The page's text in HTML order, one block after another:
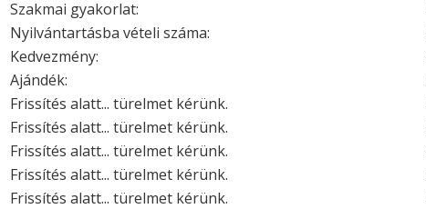
Szakmai gyakorlat:
Nyilvántartásba vételi száma:
Kedvezmény:
Ajándék:
Frissítés alatt... türelmet kérünk.
Frissítés alatt... türelmet kérünk.
Frissítés alatt... türelmet kérünk.
Frissítés alatt... türelmet kérünk.
Frissítés alatt... türelmet kérünk.